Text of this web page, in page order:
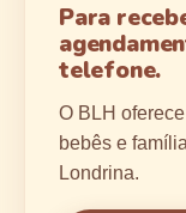
Para
telefone.
O BLH
bebês e
Londrina.